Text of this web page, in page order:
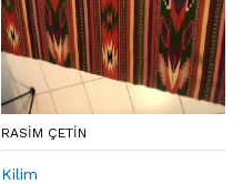
RASIM ÇETIN
Kilim